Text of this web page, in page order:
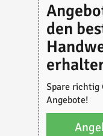
den
Spare richtig
Angebote!